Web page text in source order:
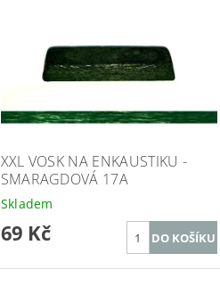
XXL VOSK NA ENKAUSTIKU -
SMARAGDOVÁ 17A
Skladem
69 Kč